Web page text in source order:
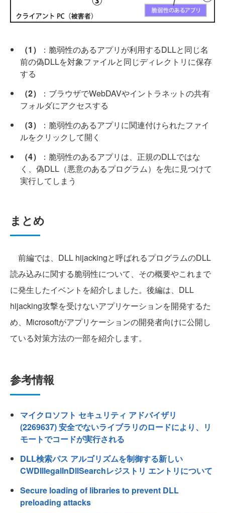
（1）
：脆弱性のあるアプリが利用するDLLと同じ名
前の偽DLLを対象ファイルと同じディレクトリに保存
する
（2）
：ブラウザでWebDAVやイントラネットの共有
フォルダにアクセスする
（3）
：脆弱性のあるアプリに関連付けられたファイ
ルをクリックして開く
（4）
：脆弱性のあるアプリは、正規のDLLではな
く、偽DLL（悪意のあるプログラム）を先に見つけて
実行してしまう
まとめ
前編では、DLL hijackingと呼ばれるプログラムのDLL
読み込みに関する脆弱性について、その概要やこれまで
に発生したイベントを紹介しました。後編は、DLL
hijacking攻撃を受けないアプリケーションを開発するた
め、Microsoftがアプリケーションの開発者向けに公開し
ている対策方法の一部を紹介します。
参考情報
マイクロソフト セキュリティ アドバイザリ
(2269637) 安全でないライブラリのロードにより、リ
モートでコードが実行される
DLL検索パス アルゴリズムを制御する新しい
CWDIllegalInDllSearchレジストリ エントリについて
Secure loading of libraries to prevent DLL
preloading attacks